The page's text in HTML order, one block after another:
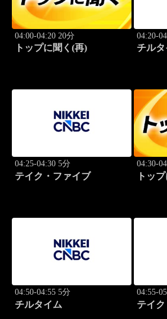
04:00-04:20 20分
トップに聞く(再)
04:20-
チルタ
04:25-04:30 5分
テイク・ファイブ
04:30-
トッ
04:50-04:55 5分
チルタイム
04:55-
テイ